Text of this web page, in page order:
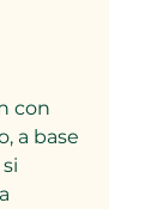
con
a base